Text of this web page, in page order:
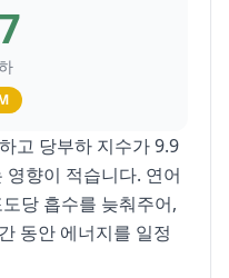
고 당부하 지수가 9.9
향이 적습니다. 연어
당 흡수를 늦춰주어,
동안 에너지를 일정